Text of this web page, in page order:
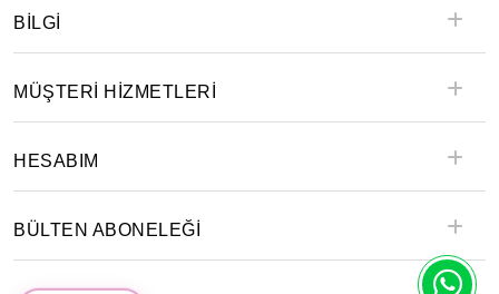
BILGI
MÜŞTERİ HİZMETLERİ
HESABIM
BÜLTEN ABONELEĞİ